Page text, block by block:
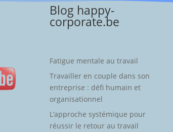
Blog happy-
corporate.be
Fatigue mentale au travail
Travailler en couple dans son
entreprise : défi humain et
organisationnel
L’approche systémique pour
réussir le retour au travail